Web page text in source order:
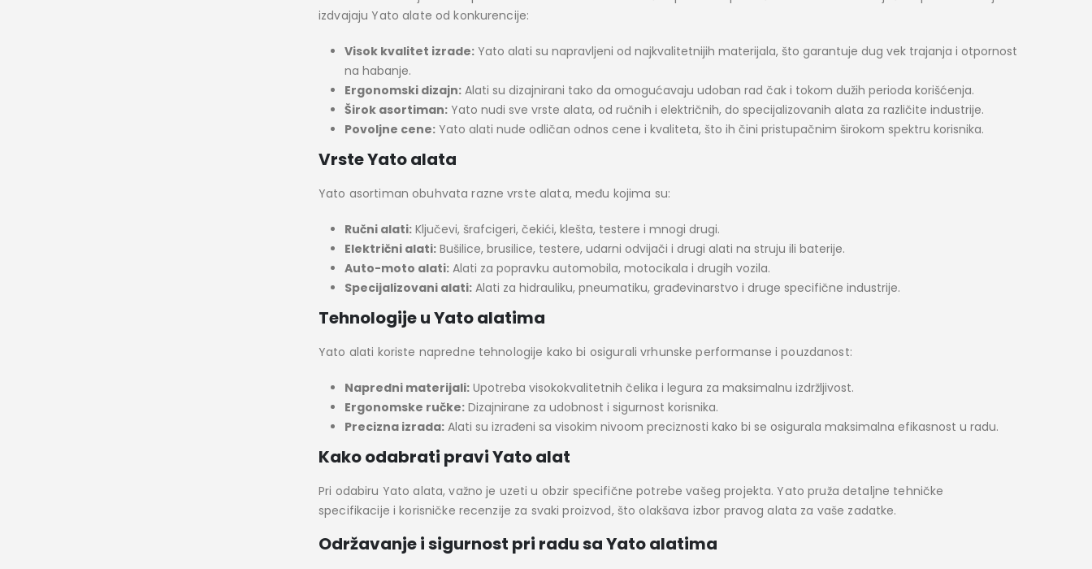
izdvajaju Yato alate od konkurencije:
Visok kvalitet izrade: Yato alati su napravljeni od najkvalitetnijih materijala, što garantuje dug vek trajanja i otpornost
na habanje.
Ergonomski dizajn: Alati su dizajnirani tako da omogućavaju udoban rad čak i tokom dužih perioda korišćenja.
Širok asortiman: Yato nudi sve vrste alata, od ručnih i električnih, do specijalizovanih alata za različite industrije.
Povoljne cene: Yato alati nude odličan odnos cene i kvaliteta, što ih čini pristupačnim širokom spektru korisnika.
Vrste Yato alata
Yato asortiman obuhvata razne vrste alata, među kojima su:
Ručni alati: Ključevi, šrafcigeri, čekići, klešta, testere i mnogi drugi.
Električni alati: Bušilice, brusilice, testere, udarni odvijači i drugi alati na struju ili baterije.
Auto-moto alati: Alati za popravku automobila, motocikala i drugih vozila.
Specijalizovani alati: Alati za hidrauliku, pneumatiku, građevinarstvo i druge specifične industrije.
Tehnologije u Yato alatima
Yato alati koriste napredne tehnologije kako bi osigurali vrhunske performanse i pouzdanost:
Napredni materijali: Upotreba visokokvalitetnih čelika i legura za maksimalnu izdržljivost.
Ergonomske ručke: Dizajnirane za udobnost i sigurnost korisnika.
Precizna izrada: Alati su izrađeni sa visokim nivoom preciznosti kako bi se osigurala maksimalna efikasnost u radu.
Kako odabrati pravi Yato alat
Pri odabiru Yato alata, važno je uzeti u obzir specifične potrebe vašeg projekta. Yato pruža detaljne tehničke
specifikacije i korisničke recenzije za svaki proizvod, što olakšava izbor pravog alata za vaše zadatke.
Održavanje i sigurnost pri radu sa Yato alatima